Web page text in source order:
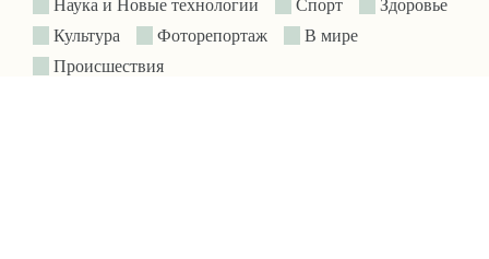
Наука и Новые технологии
Спорт
Здоровье
Культура
Фоторепортаж
В мире
Происшествия